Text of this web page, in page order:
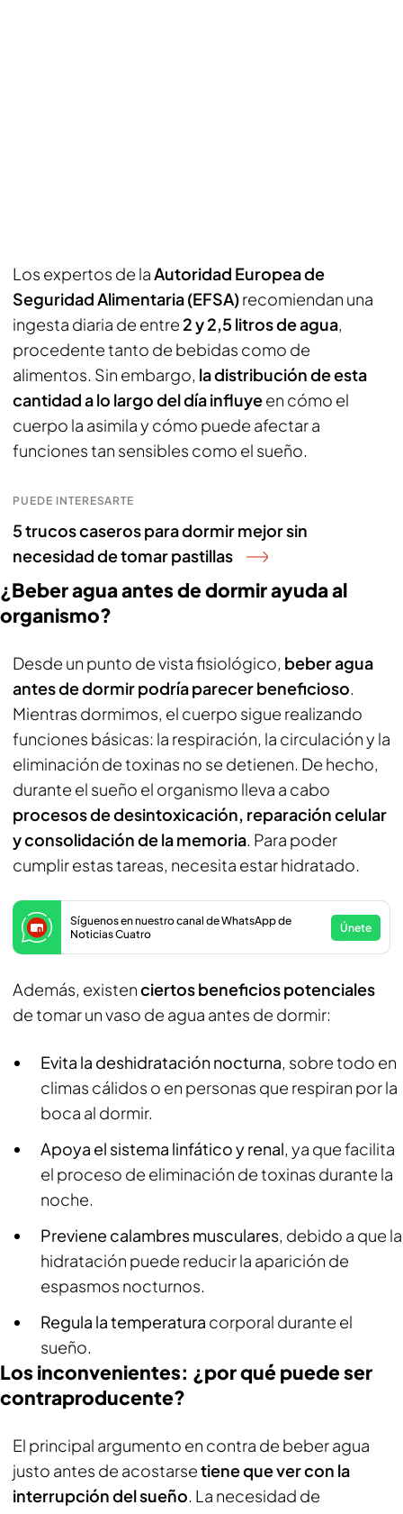
Los expertos de laAutoridad Europea de
Seguridad Alimentaria (EFSA)recomiendan una
ingesta diaria de entre 2 y 2,5 litros de agua,
procedente tanto de bebidas como de
alimentos. Sin embargo, la distribución de esta
cantidad a lo largo del día influyeen cómo el
cuerpo la asimila y cómo puede afectar a
funciones tan sensibles como el sueño.
PUEDE INTERESARTE
5 trucos caseros para dormir mejor sin
necesidad de tomar pastillas
¿Beber agua antes de dormir ayuda al
organismo?
Desde un punto de vista fisiológico, beber agua
antes de dormir podría parecer beneficioso.
Mientras dormimos, el cuerpo sigue realizando
funciones básicas: la respiración, la circulación y la
eliminación de toxinas no se detienen. De hecho,
durante el sueño el organismo lleva a cabo
procesos de desintoxicación, reparación celular
y consolidación de la memoria. Para poder
cumplir estas tareas, necesita estar hidratado.
Síguenos en nuestro canal de WhatsApp de
Noticias Cuatro
Únete
Además, existenciertos beneficios potenciales
de tomar un vaso de agua antes de dormir:
Evita la deshidratación nocturna, sobre todo en
climas cálidos o en personas que respiran por la
boca al dormir.
Apoya el sistema linfático y renal, ya que facilita
el proceso de eliminación de toxinas durante la
noche.
Previene calambres musculares, debido a que la
hidratación puede reducir la aparición de
espasmos nocturnos.
Regula la temperatura corporal durante el
sueño.
Los inconvenientes: ¿por qué puede ser
contraproducente?
El principal argumento en contra de beber agua
justo antes de acostarsetiene que ver con la
interrupción del sueño. La necesidad de